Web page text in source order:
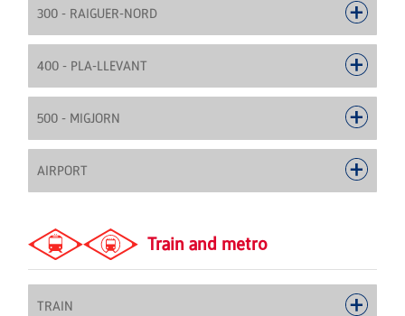
300 - RAIGUER-NORD
400 - PLA-LLEVANT
500 - MIGJORN
AIRPORT
Train and metro
TRAIN